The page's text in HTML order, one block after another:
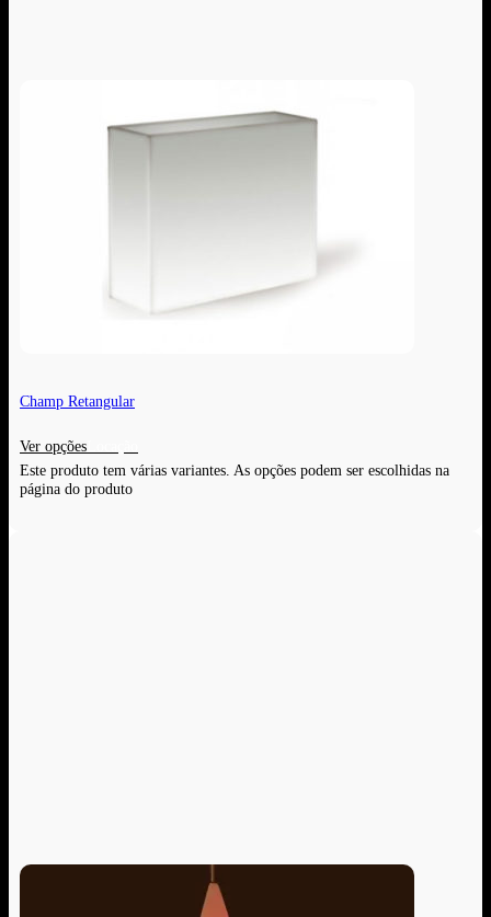
Champ Retangular
Ver opções
Este produto tem várias variantes. As opções podem ser escolhidas na
página do produto